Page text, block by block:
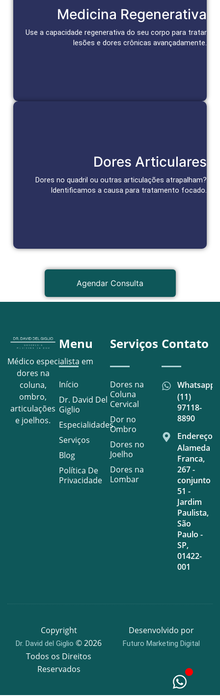
Medicina Regenerativa
Use a capacidade regenerativa do seu corpo para tratar
lesões e dores crônicas avançadamente.
Reparação e Alívio Duradouro
Células-tronco e bioativos reparam tecidos, aceleram a cura
e promovem alívio duradouro da dor.
Agendar Consulta
Dores Articulares
Dores no quadril ou outras articulações atrapalham?
Identificamos a causa para tratamento focado.
Tratamento das Articulações
Abordagens personalizadas para alívio da dor e recuperação
da função articular.
Agendar Consulta
Agendar Consulta
Médico especialista em
dores na
coluna,
ombro,
articulações
e joelhos.
Menu
Início
Dr. David Del
Giglio
Especialidades
Serviços
Blog
Política De
Privacidade
Serviços
Dores na
Coluna
Cervical
Dor no
Ombro
Dores no
Joelho
Dores na
Lombar
Contato
Whatsapp
(11)
97118-
8890
Endereço
Alameda
Franca,
267 -
conjunto
51 -
Jardim
Paulista,
São
Paulo -
SP,
01422-
001
Copyright
Dr. David del Giglio © 2026
Todos os Direitos
Reservados
Desenvolvido por
Futuro Marketing Digital